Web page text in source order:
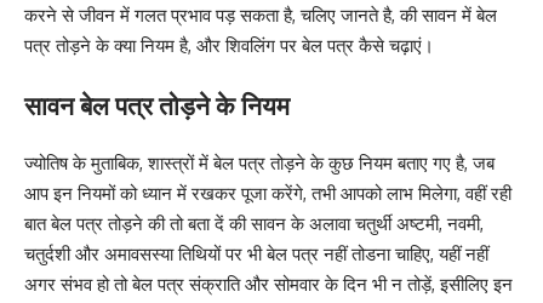
करने से जीवन में गलत प्रभाव पड़ सकता है, चलिए जानते है, की सावन में बेल
पत्र तोड़ने के क्या नियम है, और शिवलिंग पर बेल पत्र कैसे चढ़ाएं।
सावन बेल पत्र तोड़ने के नियम
ज्योतिष के मुताबिक, शास्त्रों में बेल पत्र तोड़ने के कुछ नियम बताए गए है, जब
आप इन नियमों को ध्यान में रखकर पूजा करेंगे, तभी आपको लाभ मिलेगा, वहीं रही
बात बेल पत्र तोड़ने की तो बता दें की सावन के अलावा चतुर्थी अष्टमी, नवमी,
चतुर्दशी और अमावसस्या तिथियों पर भी बेल पत्र नहीं तोडना चाहिए, यहीं नहीं
अगर संभव हो तो बेल पत्र संक्राति और सोमवार के दिन भी न तोड़ें, इसीलिए इन